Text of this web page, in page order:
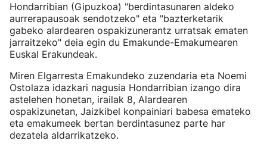
Hondarribian (Gipuzkoa) "berdintasunaren aldeko
aurrerapausoak sendotzeko" eta "bazterketarik
gabeko alardearen ospakizunerantz urratsak ematen
jarraitzeko" deia egin du Emakunde-Emakumearen
Euskal Erakundeak.
Miren Elgarresta Emakundeko zuzendaria eta Noemi
Ostolaza idazkari nagusia Hondarribian izango dira
astelehen honetan, irailak 8, Alardearen
ospakizunetan, Jaizkibel konpainiari babesa emateko
eta emakumeek bertan berdintasunez parte har
dezatela aldarrikatzeko.